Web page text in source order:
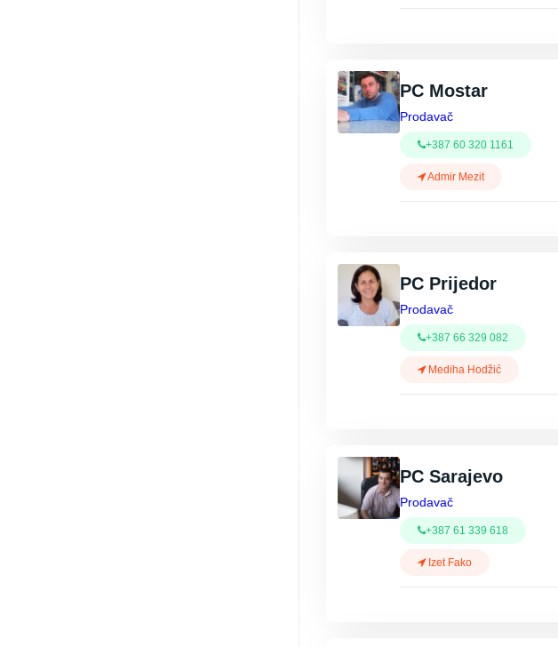
PC Mostar
Prodavač
+387 60 320 1161
Admir Mezit
PC Prijedor
Prodavač
+387 66 329 082
Mediha Hodžić
PC Sarajevo
Prodavač
+387 61 339 618
Izet Fako